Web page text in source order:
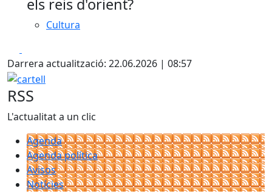
els reis d'orient?
Cultura
Darrera actualització: 22.06.2026 | 08:57
cartell
RSS
L'actualitat a un clic
Agenda
Agenda política
Avisos
Notícies